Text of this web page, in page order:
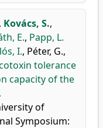
, Kovács, S.,
E., Papp, L.
I., Péter, G.,
tolerance
capacity of the
of
Symposium: